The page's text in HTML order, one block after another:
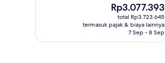
Harga
sekarang
Rp3.077.393
Rp3.077.393
total Rp3.723.645
termasuk pajak & biaya lainnya
7 Sep - 8 Sep